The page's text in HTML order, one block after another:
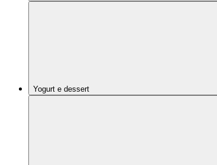
Yogurt e dessert